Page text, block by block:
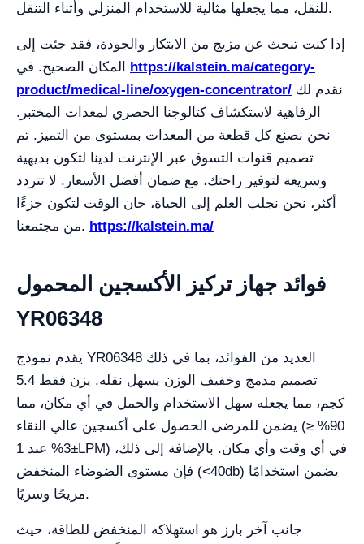
للنقل، مما يجعلها مثالية للاستخدام المنزلي وأثناء التنقل.
إذا كنت تبحث عن مزيج من الابتكار والجودة، فقد جئت إلى
https://kalstein.ma/category-
product/medical-line/oxygen-concentrator/
الرفاهية لاستكشاف كتالوجنا الحصري لمعدات المختبر.
نحن نصنع كل قطعة من المعدات بمستوى من التميز. تم
تصميم قنوات التسوق عبر الإنترنت لدينا لتكون بديهية
وسريعة لتوفير راحتك، مع ضمان أفضل الأسعار. لا تتردد
أكثر، نحن نجلب العلم إلى الحياة، حان الوقت لتكون جزءًا
من مجتمعنا. https://kalstein.ma/
فوائد جهاز تركيز الأكسجين المحمول
YR06348
يقدم نموذج YR06348 العديد من الفوائد، بما في ذلك
تصميم مدمج وخفيف الوزن يسهل نقله. يزن فقط 5.4
كجم، مما يجعله سهل الاستخدام والحمل في أي مكان، مما
يضمن للمرضى الحصول على أكسجين عالي النقاء (≥ 90%
±3% عند 1LPM) في أي وقت وأي مكان. بالإضافة إلى ذلك،
فإن مستوى الضوضاء المنخفض (<40db) يضمن استخدامًا
مريحًا وسريًا.
جانب آخر بارز هو استهلاكه المنخفض للطاقة، حيث